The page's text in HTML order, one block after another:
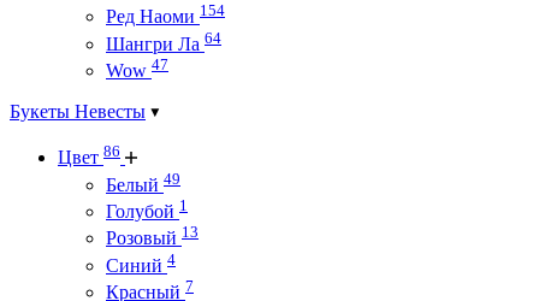
Ред Наоми 154
Шангри Ла 64
Wow 47
Букеты Невесты
Цвет 86
Белый 49
Голубой 1
Розовый 13
Синий 4
Красный 7